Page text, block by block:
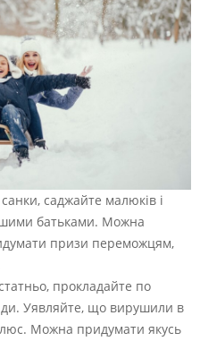
саджайте малюків і
батьками. Можна
призи переможцям,
прокладайте по
Уявляйте, що вирушили в
Можна придумати якусь